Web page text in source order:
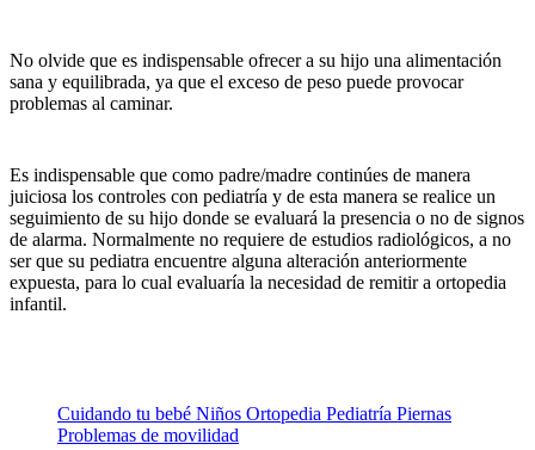
No olvide que es indispensable ofrecer a su hijo una alimentación
sana y equilibrada, ya que el exceso de peso puede provocar
problemas al caminar.
Es indispensable que como padre/madre continúes de manera
juiciosa los controles con pediatría y de esta manera se realice un
seguimiento de su hijo donde se evaluará la presencia o no de signos
de alarma. Normalmente no requiere de estudios radiológicos, a no
ser que su pediatra encuentre alguna alteración anteriormente
expuesta, para lo cual evaluaría la necesidad de remitir a ortopedia
infantil.
Cuidando tu bebé Niños Ortopedia Pediatría Piernas
Problemas de movilidad